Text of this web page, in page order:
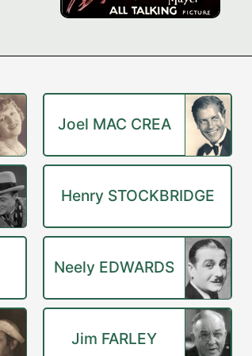
Joel MAC CREA
Henry STOCKBRIDGE
Neely EDWARDS
Jim FARLEY